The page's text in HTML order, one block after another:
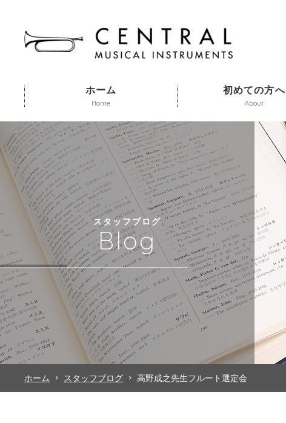
ホーム
Home
初めての方へ
About
スタッフブログ
Blog
ホーム スタッフブログ 高野成之先生フルート選定会